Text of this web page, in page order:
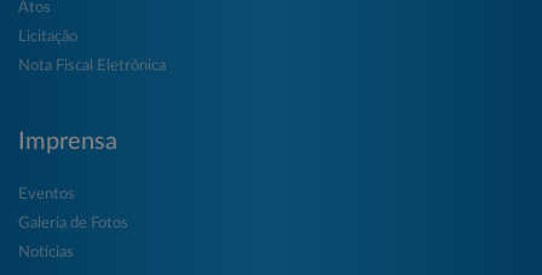
Atos
Licitação
Nota Fiscal Eletrônica
Imprensa
Eventos
Galeria de Fotos
Notícias